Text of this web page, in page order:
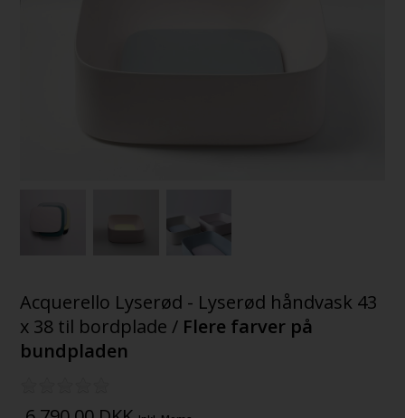
Acquerello Lyserød - Lyserød håndvask 43
x 38 til bordplade / Flere farver på
bundpladen